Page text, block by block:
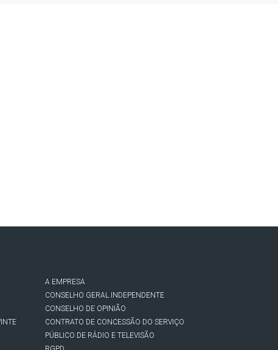
A EMPRESA
CONSELHO GERAL INDEPENDENTE
CONSELHO DE OPINIÃO
CONTRATO DE CONCESSÃO DO SERVIÇO
PÚBLICO DE RÁDIO E TELEVISÃO